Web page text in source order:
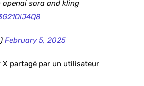
sora and kling
February 5, 2025
X partagé par un utilisateur